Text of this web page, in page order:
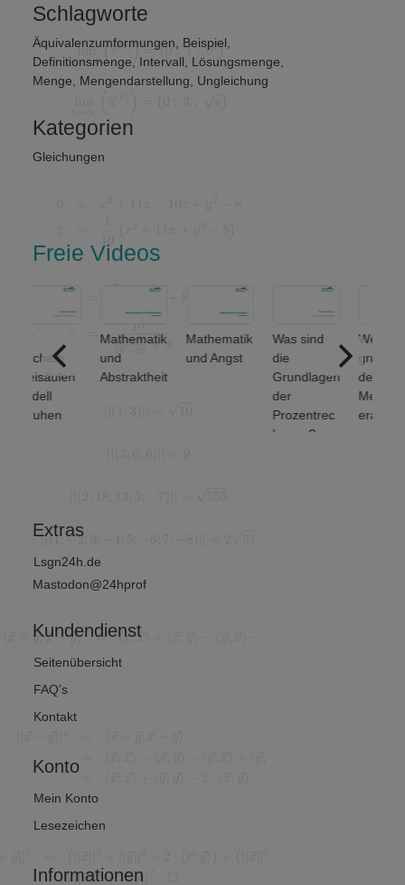
Schlagworte
Äquivalenzumformungen Beispiel
Definitionsmenge
Intervall Lösungsmenge
Menge
Mengendarstellung Ungleichung
Kategorien
Gleichungen
Freie Videos
Mathematik
Abstraktheit
Mathematik
und Angst
Was sind
Grundlagen
Prozentrec
hnung?
Welche
grundlegen
den
Mengenop
erationen
Extras
Lsgn24h.de
Mastodon@24hprof
Kundendienst
Seitenübersicht
FAQ’s
Kontakt
Konto
Mein Konto
Lesezeichen
Informationen